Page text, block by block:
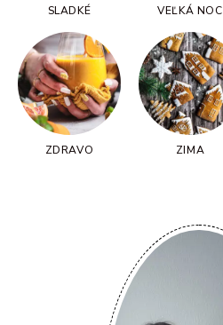
SLADKÉ VEĽKÁ NOC
ZDRAVO ZIMA